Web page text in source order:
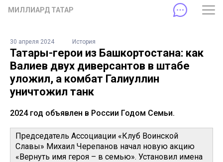
МИЛЛИАРД ТАТАР
30 апреля 2024 История
Татары-герои из Башкортостана: как
Валиев двух диверсантов в штабе
уложил, а комбат Галиуллин
уничтожил танк
2024 год объявлен в России Годом Семьи.
Председатель Ассоциации «Клуб Воинской
Славы» Михаил Черепанов начал новую акцию
«Вернуть имя героя – в семью». Установил имена